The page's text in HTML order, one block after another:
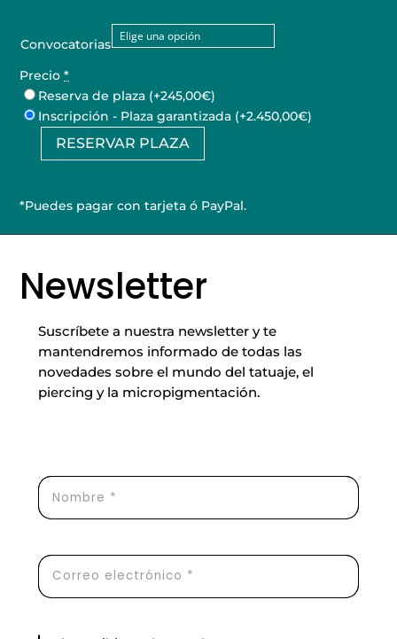
Convocatorias
Precio *
Reserva de plaza (+245,00€)
Inscripción - Plaza garantizada (+2.450,00€)
Capilar
cantidad
RESERVAR PLAZA
*Puedes pagar con tarjeta ó PayPal.
Newsletter
Suscríbete a nuestra newsletter y te
mantendremos informado de todas las
novedades sobre el mundo del tatuaje, el
piercing y la micropigmentación.